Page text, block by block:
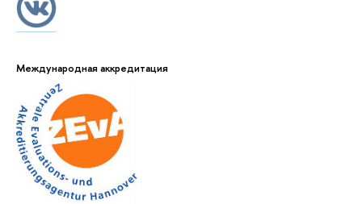
Международная аккредитация